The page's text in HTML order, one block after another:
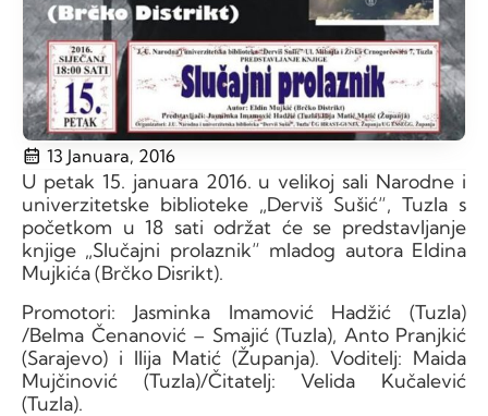
13 Januara, 2016
U petak 15. januara 2016. u velikoj sali Narodne i
univerzitetske biblioteke „Derviš Sušić“, Tuzla s
početkom u 18 sati održat će se predstavljanje
knjige „Slučajni prolaznik“ mladog autora Eldina
Mujkića (Brčko Disrikt).
Promotori: Jasminka Imamović Hadžić (Tuzla)
/Belma Čenanović – Smajić (Tuzla), Anto Pranjkić
(Sarajevo) i Ilija Matić (Županja). Voditelj: Maida
Mujčinović (Tuzla)/Čitatelj: Velida Kučalević
(Tuzla).